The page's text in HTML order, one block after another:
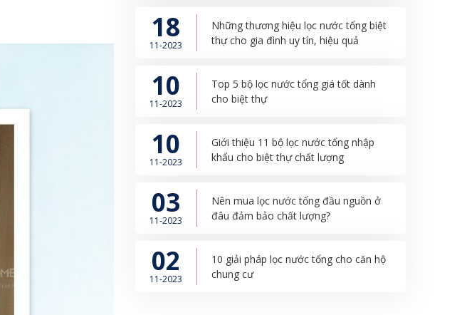
18
11-2023
Những thương hiệu lọc nước tổng biệt
thự cho gia đình uy tín, hiệu quả
10
11-2023
Top 5 bộ lọc nước tổng giá tốt dành
cho biệt thự
10
11-2023
Giới thiệu 11 bộ lọc nước tổng nhập
khẩu cho biệt thự chất lượng
03
11-2023
Nên mua lọc nước tổng đầu nguồn ở
đâu đảm bảo chất lượng?
02
11-2023
10 giải pháp lọc nước tổng cho căn hộ
chung cư